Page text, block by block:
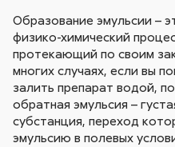
Образование эмульсии –
физико-химический
протекающий по своим
многих случаях, если вы
залить препарат водой,
обратная эмульсия –
субстанция, переход
эмульсию в полевых